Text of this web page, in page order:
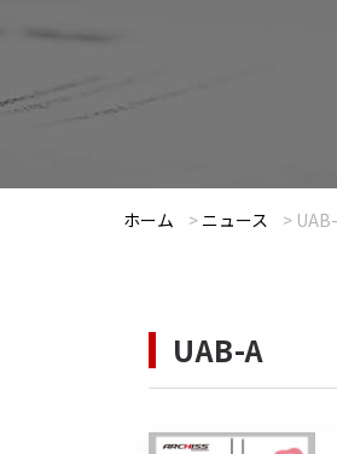
ホーム > ニュース >
UAB-A